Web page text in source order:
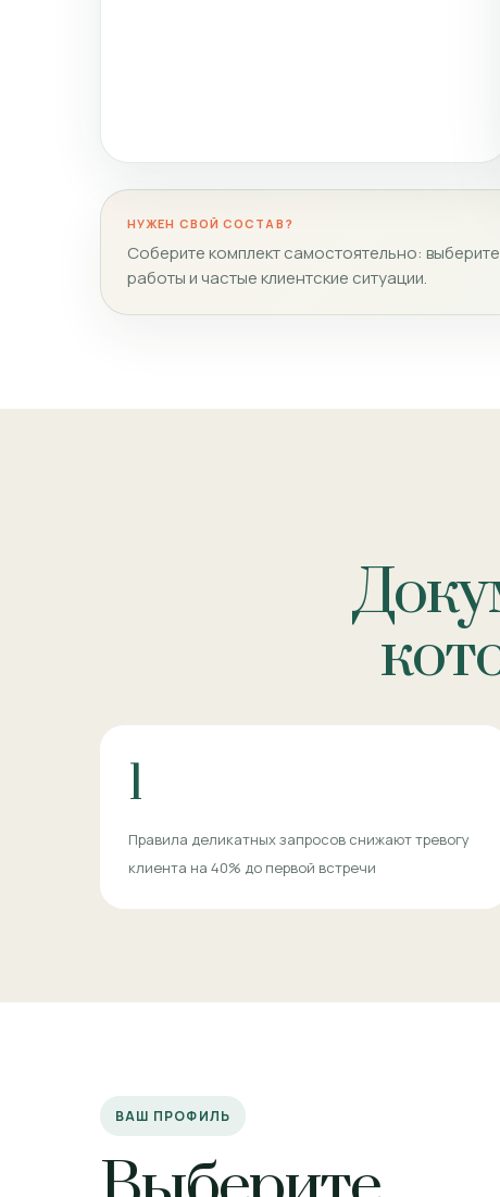
НУЖЕН СВОЙ СОСТАВ?
Соберите комплект самостоятельно:
работы и частые клиентские ситуации.
1
Правила деликатных запросов снижают тревогу
клиента на 40% до первой встречи
ВАШ ПРОФИЛЬ